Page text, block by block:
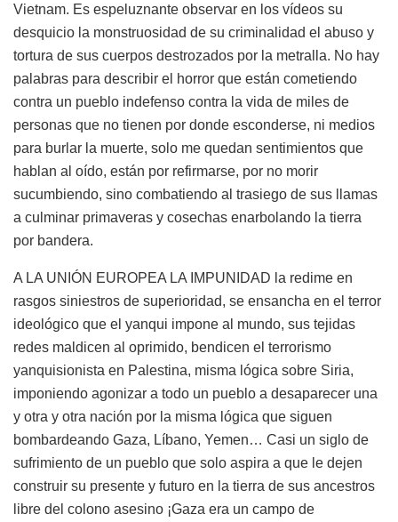
Vietnam. Es espeluznante observar en los vídeos su
desquicio la monstruosidad de su criminalidad el abuso y
tortura de sus cuerpos destrozados por la metralla. No hay
palabras para describir el horror que están cometiendo
contra un pueblo indefenso contra la vida de miles de
personas que no tienen por donde esconderse, ni medios
para burlar la muerte, solo me quedan sentimientos que
hablan al oído, están por refirmarse, por no morir
sucumbiendo, sino combatiendo al trasiego de sus llamas
a culminar primaveras y cosechas enarbolando la tierra
por bandera.
A LA UNIÓN EUROPEA LA IMPUNIDAD la redime en
rasgos siniestros de superioridad, se ensancha en el terror
ideológico que el yanqui impone al mundo, sus tejidas
redes maldicen al oprimido, bendicen el terrorismo
yanquisionista en Palestina, misma lógica sobre Siria,
imponiendo agonizar a todo un pueblo a desaparecer una
y otra y otra nación por la misma lógica que siguen
bombardeando Gaza, Líbano, Yemen… Casi un siglo de
sufrimiento de un pueblo que solo aspira a que le dejen
construir su presente y futuro en la tierra de sus ancestros
libre del colono asesino ¡Gaza era un campo de